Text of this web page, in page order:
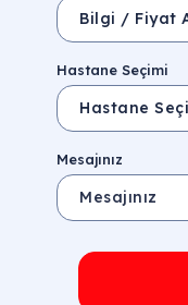
Hastane Seçimi
Mesajınız